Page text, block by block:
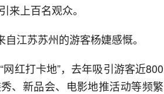
来上百名观众。
江苏苏州的游客杨婕感慨。
红打卡地”，去年吸引游客近800
、新品会、电影地推活动等频繁